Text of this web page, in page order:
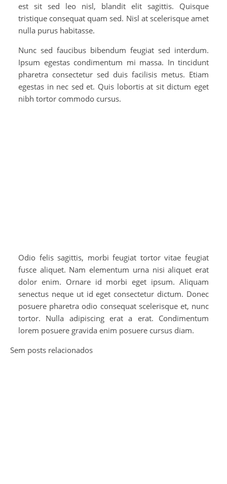
est sit sed leo nisl, blandit elit sagittis. Quisque
tristique consequat quam sed. Nisl at scelerisque amet
nulla purus habitasse.
Nunc sed faucibus bibendum feugiat sed interdum.
Ipsum egestas condimentum mi massa. In tincidunt
pharetra consectetur sed duis facilisis metus. Etiam
egestas in nec sed et. Quis lobortis at sit dictum eget
nibh tortor commodo cursus.
Odio felis sagittis, morbi feugiat tortor vitae feugiat
fusce aliquet. Nam elementum urna nisi aliquet erat
dolor enim. Ornare id morbi eget ipsum. Aliquam
senectus neque ut id eget consectetur dictum. Donec
posuere pharetra odio consequat scelerisque et, nunc
tortor. Nulla adipiscing erat a erat. Condimentum
lorem posuere gravida enim posuere cursus diam.
Sem posts relacionados